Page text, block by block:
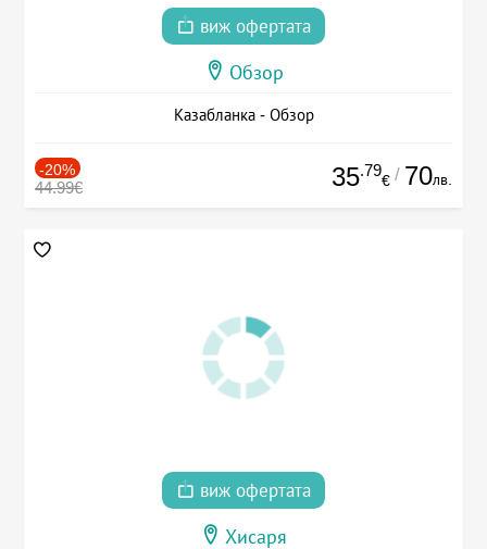
виж офертата
Обзор
Казабланка - Обзор
-20%
44.99€ 35.79
€ / 70лв.
виж офертата
Хисаря